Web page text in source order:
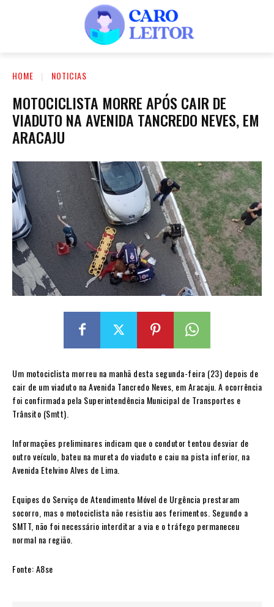
HOME NOTICIAS
MOTOCICLISTA MORRE APÓS CAIR DE
VIADUTO NA AVENIDA TANCREDO NEVES, EM
ARACAJU
Um motociclista morreu na manhã desta segunda-feira (23) depois de
cair de um viaduto na Avenida Tancredo Neves, em Aracaju. A ocorrência
foi confirmada pela Superintendência Municipal de Transportes e
Trânsito (Smtt).
Informações preliminares indicam que o condutor tentou desviar de
outro veículo, bateu na mureta do viaduto e caiu na pista inferior, na
Avenida Etelvino Alves de Lima.
Equipes do Serviço de Atendimento Móvel de Urgência prestaram
socorro, mas o motociclista não resistiu aos ferimentos. Segundo a
SMTT, não foi necessário interditar a via e o tráfego permaneceu
normal na região.
Fonte: A8se